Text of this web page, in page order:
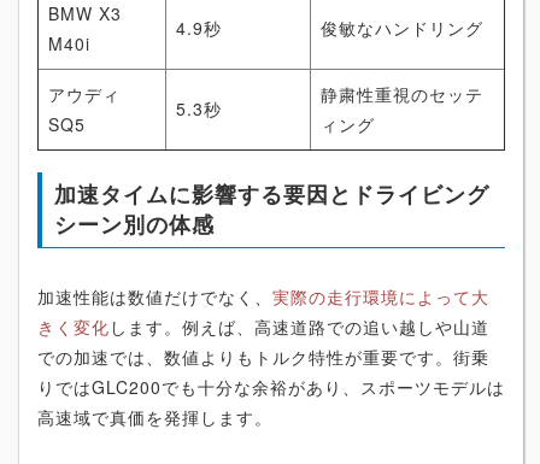
BMW X3
M40i
4.9秒 俊敏なハンドリング
アウディ
SQ5
5.3秒
静粛性重視のセッテ
ィング
加速タイムに影響する要因とドライビング
シーン別の体感
加速性能は数値だけでなく、 実際の走行環境によって大
きく変化 します。例えば、高速道路での追い越しや山道
での加速では、数値よりもトルク特性が重要です。街乗
りではGLC200でも十分な余裕があり、スポーツモデルは
高速域で真価を発揮します。